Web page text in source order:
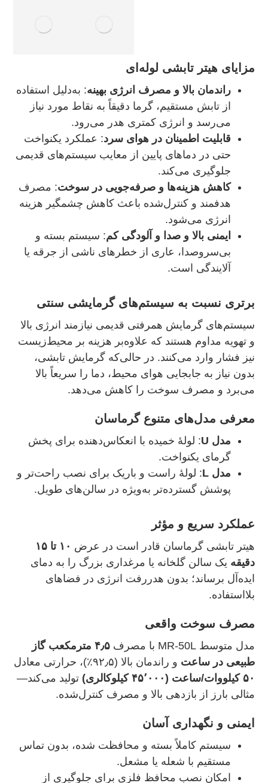
مزایای هیتر تابشی لوله‌ای
راندمان بالا و مصرف انرژی بهینه: به‌دلیل استفاده
از تابش مستقیم، گرما دقیقاً به نقاط مورد نیاز
می‌رسد و انرژی کمتری هدر می‌رود.
قابلیت اطمینان در هوای سرد: عملکرد یکنواخت
حتی در دماهای پایین از معایب سیستم‌های قدیمی
جلوگیری می‌کند.
کاهش هزینه‌ها و صرفه‌جویی در سوخت: مصرف
هدفمند و کنترل‌شده باعث کاهش چشمگیر هزینه
انرژی می‌شود.
ایمنی بالا و صدا و آلودگی کم: سیستم بسته و
بی‌سروصدا، عاری از خطرهای ناشی از جرقه یا
آلایندگی است.
برتری نسبت به سیستم‌های گرمایشی سنتی
سیستم‌های گرمایش همرفتی قدیمی نیازمند انرژی بالا
و تهویه مداوم هستند که علاوه‌بر هزینه‌ بر محیط‌زیست
نیز فشار وارد می‌کنند. در حالی‌که گرمایش تابشی،
بدون نیاز به جابجایی هوای محیط، دما را سریعاً بالا
می‌برد و مصرف سوخت را کاهش می‌دهد.
معرفی مدل‌های متنوع گرماسان
مدل U
: لولهٔ خمیده با انعکاس‌دهنده برای پخش
گرمای یکنواخت.
مدل L : لولهٔ راست و باریک برای نصب راحت‌تر و
پوشش گسترده‌تر به‌ویژه در سالن‌های طویل.
عملکرد سریع و مؤثر
هیتر تابشی گرماسان قادر است در عرض
۱۰ تا ۱۵
دقیقه یک سالن گلخانه یا مرغداری بزرگ را به دمای
ایده‌آل برساند؛ بدون هدررفت انرژی در فضاهای
بلااستفاده.
مصرف سوخت واقعی
مدل متوسط MR-50L با مصرف
۴٫۵ مترمکعب گاز
طبیعی در ساعت و راندمان بالا (۹۲٫۵٪)، حرارتی معادل
۵۰ کیلووات/ساعت (۴۵٬۰۰۰ کیلوکالری)
تولید می‌کند—
مثالی بارز از بازدهی بالا و مصرف کنترل‌شده.
ایمنی و نگهداری آسان
سیستم کاملاً بسته و محافظت‌ شده، بدون تماس
مستقیم با شعله یا مشعل.
امکان نصب محافظ فلزی برای جلوگیری از